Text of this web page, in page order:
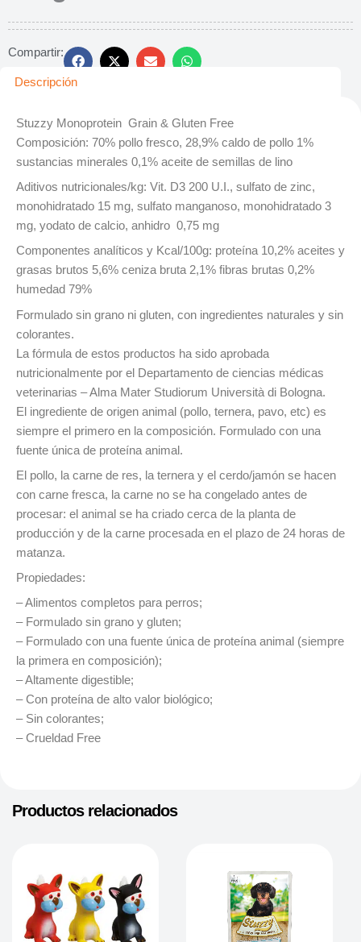
Compartir:
Descripción
Stuzzy Monoprotein Grain & Gluten Free
Composición: 70% pollo fresco, 28,9% caldo de pollo 1%
sustancias minerales 0,1% aceite de semillas de lino
Aditivos nutricionales/kg: Vit. D3 200 U.I., sulfato de zinc,
monohidratado 15 mg, sulfato manganoso, monohidratado 3
mg, yodato de calcio, anhidro 0,75 mg
Componentes analíticos y Kcal/100g: proteína 10,2% aceites y
grasas brutos 5,6% ceniza bruta 2,1% fibras brutas 0,2%
humedad 79%
Formulado sin grano ni gluten, con ingredientes naturales y sin
colorantes.
La fórmula de estos productos ha sido aprobada
nutricionalmente por el Departamento de ciencias médicas
veterinarias – Alma Mater Studiorum Università di Bologna.
El ingrediente de origen animal (pollo, ternera, pavo, etc) es
siempre el primero en la composición. Formulado con una
fuente única de proteína animal.
El pollo, la carne de res, la ternera y el cerdo/jamón se hacen
con carne fresca, la carne no se ha congelado antes de
procesar: el animal se ha criado cerca de la planta de
producción y de la carne procesada en el plazo de 24 horas de
matanza.
Propiedades:
– Alimentos completos para perros;
– Formulado sin grano y gluten;
– Formulado con una fuente única de proteína animal (siempre
la primera en composición);
– Altamente digestible;
– Con proteína de alto valor biológico;
– Sin colorantes;
– Crueldad Free
Productos relacionados